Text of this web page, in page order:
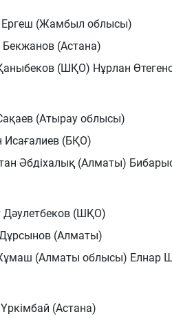
Ергеш (Жамбыл облысы)
Бекжанов (Астана)
(ШҚО) Нұрлан
(Атырау облысы)
Исағалиев (БҚО)
Әбдіхалық (Алматы)
Дәулетбеков (ШҚО)
(Алматы)
(Алматы облысы) Елнар
(Астана)